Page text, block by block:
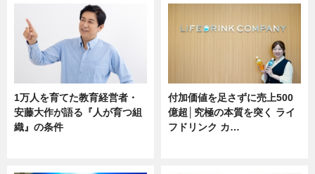
1万人を育てた教育経営者・
安藤大作が語る『人が育つ組
織』の条件
付加価値を足さずに売上500
億超│究極の本質を突く ライ
フドリンク カ…